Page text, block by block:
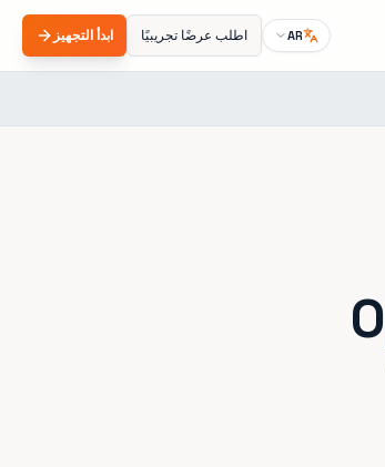
AR اطلب عرضًا تجريبيًا ابدأ التجهيز